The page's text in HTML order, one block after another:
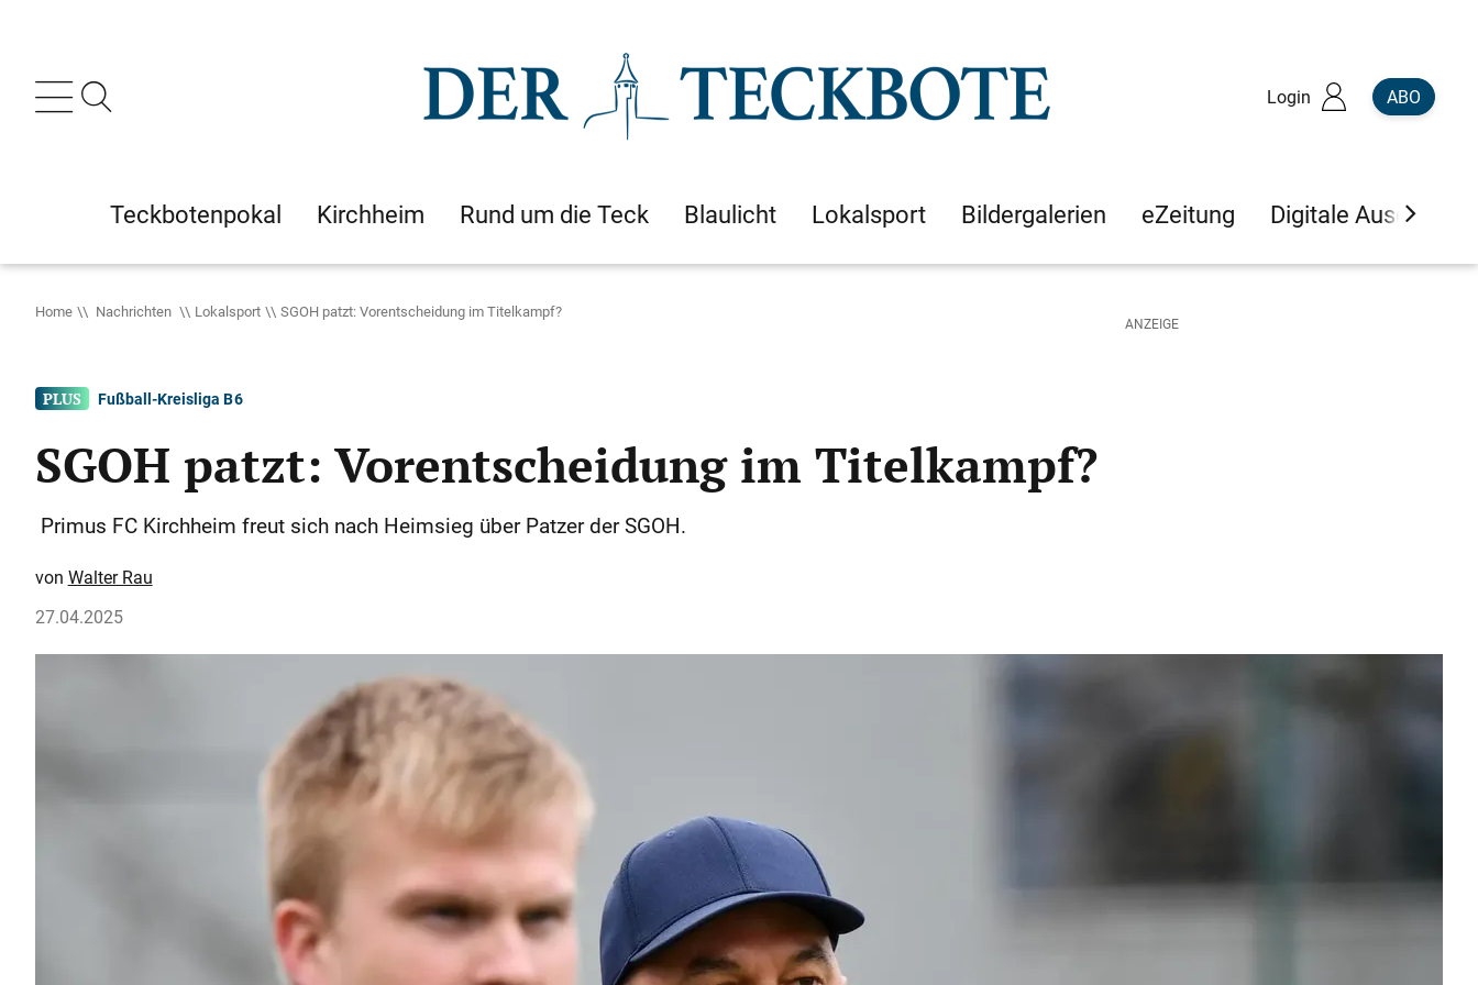
Login ABO
Teckbotenpokal Kirchheim Rund um die Teck Blaulicht Lokalsport Bildergalerien eZeitung Digitale Ausgaben
Home Nachrichten Lokalsport SGOH patzt: Vorentscheidung im Titelkampf?
Fußball-Kreisliga B 6
SGOH patzt: Vorentscheidung im Titelkampf?
Primus FC Kirchheim freut sich nach Heimsieg über Patzer der SGOH.
Walter Rau
27.04.2025